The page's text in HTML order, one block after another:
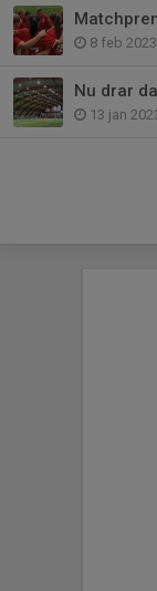
8 feb 2023
Nu drar
13 jan